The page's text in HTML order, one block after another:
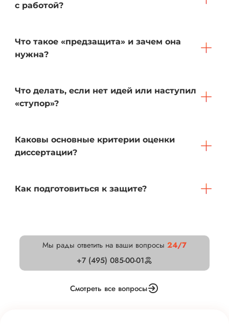
с работой?
Что такое «предзащита» и зачем она
нужна?
Что делать, если нет идей или наступил
«ступор»?
Каковы основные критерии оценки
диссертации?
Как подготовиться к защите?
Мы рады ответить на ваши вопросы 24/7
+7 (495) 085-00-01
Смотреть все вопросы